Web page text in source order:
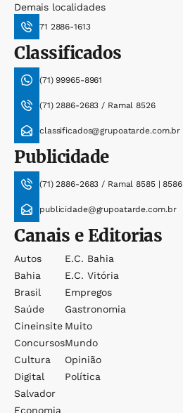
Demais localidades
71 2886-1613
Classificados
(71) 99965-8961
(71) 2886-2683 / Ramal 8526
classificados@grupoatarde.com.br
Publicidade
(71) 2886-2683 / Ramal 8585 | 8586
publicidade@grupoatarde.com.br
Canais e Editorias
Autos
Bahia
Brasil
Saúde
Cineinsite
Concursos
Cultura
Digital
Salvador
Economia
E.c. Bahia
E.c. Vitória
Empregos
Gastronomia
Muito
Mundo
Opinião
Política